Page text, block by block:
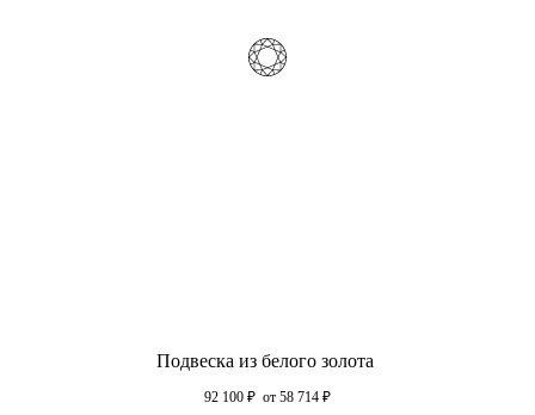
Подвеска из белого золота
92 100 ₽ от 58 714 ₽